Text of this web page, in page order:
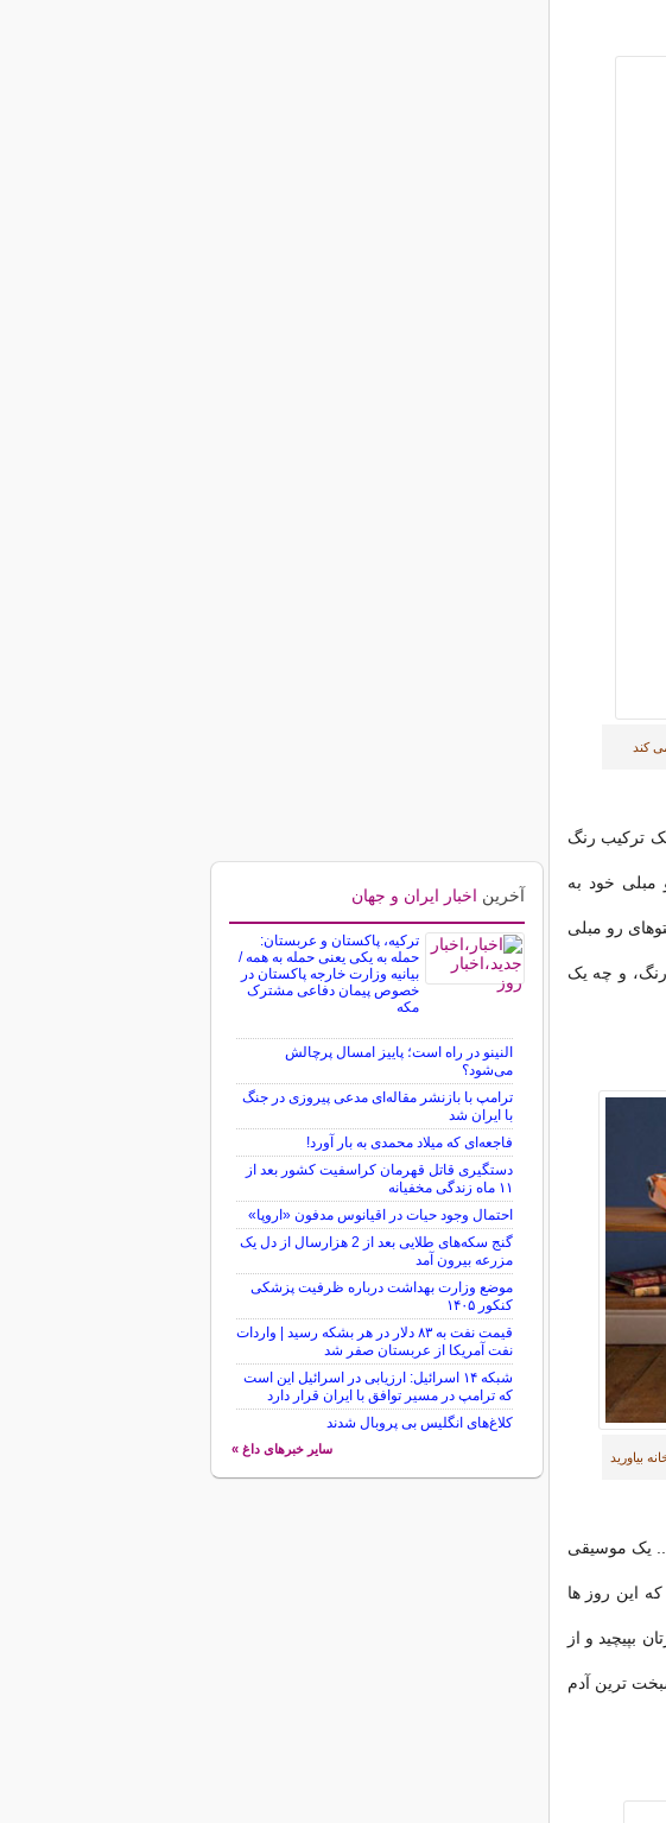
کند
ترکیب رنگ
مبلی خود به
رو مبلی
رنگ، و چه یک
بیاورید
یک موسیقی
این روز ها
بپیچید و از
ترین آدم
آخرین اخبار ایران و جهان
ترکیه، پاکستان و عربستان:
حمله به یکی یعنی حمله به همه /
بیانیه وزارت خارجه پاکستان در
خصوص پیمان دفاعی مشترک
مکه
النینو در راه است؛ پاییز امسال پرچالش
می‌شود؟
ترامپ با بازنشر مقاله‌ای مدعی پیروزی در جنگ
با ایران شد
فاجعه‌ای که میلاد محمدی به بار آورد!
دستگیری قاتل قهرمان کراسفیت کشور بعد از
۱۱ ماه زندگی مخفیانه
احتمال وجود حیات در اقیانوس مدفون «اروپا»
گنج سکه‌های طلایی بعد از 2 هزارسال از دل یک
مزرعه بیرون آمد
موضع وزارت بهداشت درباره ظرفیت پزشکی
کنکور ۱۴۰۵
قیمت نفت به ۸۳ دلار در هر بشکه رسید | واردات
نفت آمریکا از عربستان صفر شد
شبکه ۱۴ اسرائیل: ارزیابی در اسرائیل این است
که ترامپ در مسیر توافق با ایران قرار دارد
کلاغ‌های انگلیس بی پروبال شدند
سایر خبرهای داغ »